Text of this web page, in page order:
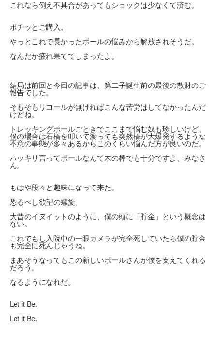
これなら例え不具合があってもショックは少なくて済む。
ポチッとご購入。
やっとこれで長かったポールの悩みから解放されそうだ。
なんだか疲れ果ててしまったよ。
結局は前回と今回の記事は、第二子誕生前の最後の散財のご
報告でした。
そもそもリコールが無ければこんな苦労はしてなかったんだ
けどね。
トレッキングポールごときでここまで悩む奴も珍しいけど、
僕の場合は石橋を叩いて渡っても突然橋が大爆発するような
不意の事態が多々あるからこのくらい悩んだ方が良いのだ。
ハッキリ言ってポールなんて木の棒でも十分ですよ、みなさ
ん。
もはや段々と趣味になって来た。
恐るべし欲望の螺旋。
大昔のイヌイットのように、僕の頭に「貯金」という概念は
ない。
これでもし入院中の一眼カメラが完全死していたら僕の貯金
も完全に死んじゃうね。
まあそうなってもこの新しいポールさんが僕を支えてくれる
だろう。
なるようになれだ。
Let it Be.
Let it Be.